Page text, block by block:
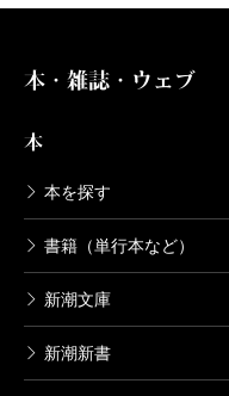
本・雑誌・ウェブ
本
本を探す
書籍（単行本など）
新潮文庫
新潮新書